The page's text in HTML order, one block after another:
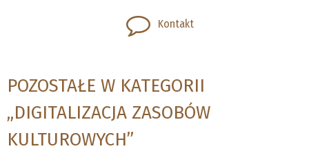
Kontakt
POZOSTAŁE W KATEGORII
„DIGITALIZACJA ZASOBÓW
KULTUROWYCH”